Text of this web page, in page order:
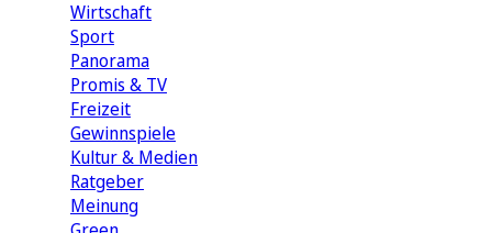
Wirtschaft
Sport
Panorama
Promis & TV
Freizeit
Gewinnspiele
Kultur & Medien
Ratgeber
Meinung